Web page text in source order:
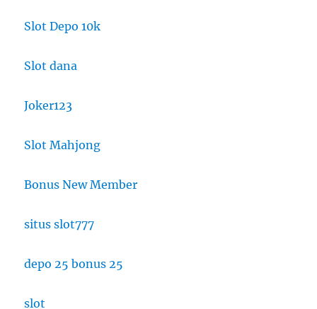
Slot Depo 10k
Slot dana
Joker123
Slot Mahjong
Bonus New Member
situs slot777
depo 25 bonus 25
slot